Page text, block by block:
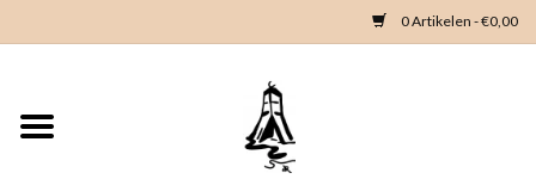
0 Artikelen - €0,00
Home